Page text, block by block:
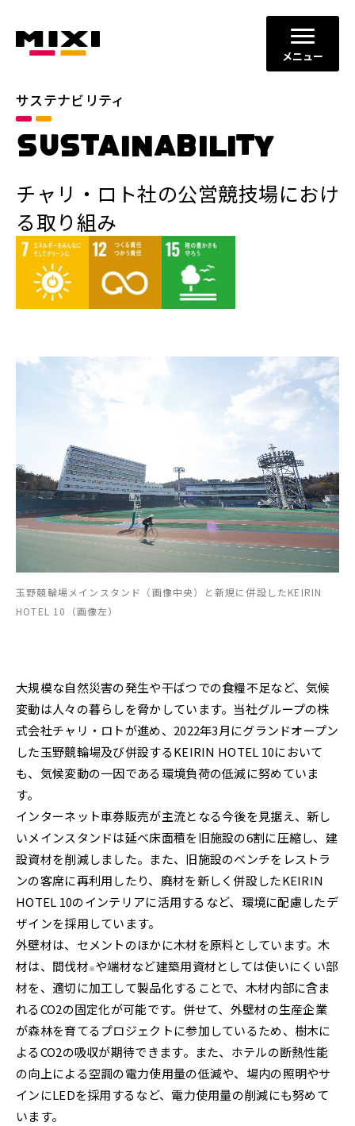
メニュー
サステナビリティ
SUSTAINABILITY
チャリ・ロト社の公営競技場におけ
る取り組み
玉野競輪場メインスタンド（画像中央）と新規に併設したKEIRIN
HOTEL 10（画像左）
大規模な自然災害の発生や干ばつでの食糧不足など、気候
変動は人々の暮らしを脅かしています。当社グループの株
式会社チャリ・ロトが進め、2022年3月にグランドオープン
した玉野競輪場及び併設するKEIRIN HOTEL 10において
も、気候変動の一因である環境負荷の低減に努めていま
す。
インターネット車券販売が主流となる今後を見据え、新し
いメインスタンドは延べ床面積を旧施設の6割に圧縮し、建
設資材を削減しました。また、旧施設のベンチをレストラ
ンの客席に再利用したり、廃材を新しく併設したKEIRIN
HOTEL 10のインテリアに活用するなど、環境に配慮したデ
ザインを採用しています。
外壁材は、セメントのほかに木材を原料としています。木
材は、間伐材※や端材など建築用資材としては使いにくい部
材を、適切に加工して製品化することで、木材内部に含ま
れるCO2の固定化が可能です。併せて、外壁材の生産企業
が森林を育てるプロジェクトに参加しているため、樹木に
よるCO2の吸収が期待できます。また、ホテルの断熱性能
の向上による空調の電力使用量の低減や、場内の照明やサ
インにLEDを採用するなど、電力使用量の削減にも努めて
います。